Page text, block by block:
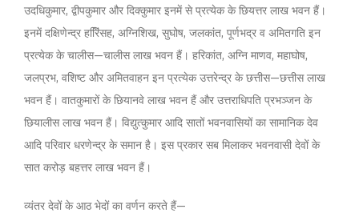
उदधिकुमार, द्वीपकुमार और दिक्कुमार इनमें से प्रत्येक के छियत्तर लाख भवन हैं।
इनमें दक्षिणेन्द्र हरििंसह, अग्निशिख, सुघोष, जलकांत, पूर्णभद्र व अमितगति इन
प्रत्येक के चालीस—चालीस लाख भवन हैं। हरिकांत, अग्नि माणव, महाघोष,
जलप्रभ, वशिष्ट और अमितवाहन इन प्रत्येक उत्तरेन्द्र के छत्तीस—छत्तीस लाख
भवन हैं। वातकुमारों के छियानवे लाख भवन हैं और उत्तराधिपति प्रभञ्जन के
छियालीस लाख भवन हैं। विद्युत्कुमार आदि सातों भवनवासियों का सामानिक देव
आदि परिवार धरणेन्द्र के समान है। इस प्रकार सब मिलाकर भवनवासी देवों के
सात करोड़ बहत्तर लाख भवन हैं।
व्यंतर देवों के आठ भेदों का वर्णन करते हैं—